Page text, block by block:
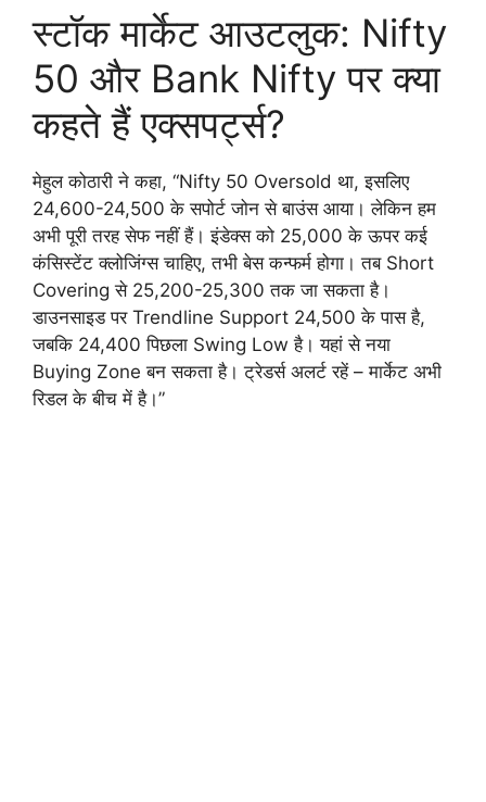
स्टॉक मार्केट आउटलुक: Nifty
50 और Bank Nifty पर क्या
कहते हैं एक्सपर्ट्स?
मेहुल कोठारी ने कहा, “Nifty 50 Oversold था, इसलिए
24,600-24,500 के सपोर्ट जोन से बाउंस आया। लेकिन हम
अभी पूरी तरह सेफ नहीं हैं। इंडेक्स को 25,000 के ऊपर कई
कंसिस्टेंट क्लोजिंग्स चाहिए, तभी बेस कन्फर्म होगा। तब Short
Covering से 25,200-25,300 तक जा सकता है।
डाउनसाइड पर Trendline Support 24,500 के पास है,
जबकि 24,400 पिछला Swing Low है। यहां से नया
Buying Zone बन सकता है। ट्रेडर्स अलर्ट रहें – मार्केट अभी
रिडल के बीच में है।”